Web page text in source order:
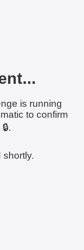
is running
to confirm
shortly.